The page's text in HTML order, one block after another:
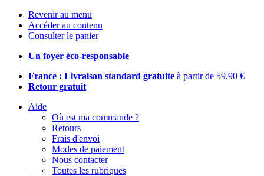
Revenir au menu
Accéder au contenu
Consulter le panier
Un foyer éco-responsable
France : Livraison standard gratuite à partir de 59,90 €
Retour gratuit
Aide
Où est ma commande ?
Retours
Frais d'envoi
Modes de paiement
Nous contacter
Toutes les rubriques